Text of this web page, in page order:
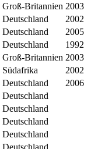
Groß-Britannien 2003
Deutschland
2002
Deutschland
2005
Deutschland
1992
Groß-Britannien 2003
Südafrika
2002
Deutschland
2006
Deutschland
Deutschland
Deutschland
Deutschland
Deutschland